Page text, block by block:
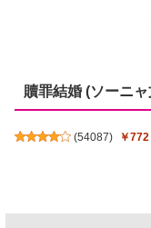
贖罪結婚 (ソーニ
(54087) ￥772